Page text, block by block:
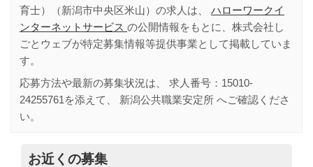
育士）（新潟市中央区米山）の求人は、 ハローワークイ
ンターネットサービス の公開情報をもとに、株式会社し
ごとウェブが特定募集情報等提供事業として掲載していま
す。
応募方法や最新の募集状況は、 求人番号： 15010-
24255761 を添えて、 新潟公共職業安定所 へご確認くださ
い。
お近くの募集